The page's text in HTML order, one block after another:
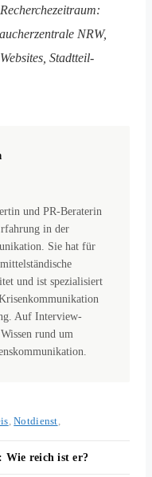
NRW,
Stadtteil-
und PR-Beraterin
in der
Sie hat für
und ist spezialisiert
Auf Interview-
rund um
,Notdienst,
Wie reich ist er?